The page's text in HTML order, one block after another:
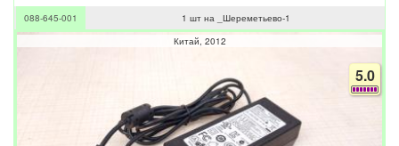
088-645-001
1 шт на _Шереметьево-1
Китай 2012
5.0